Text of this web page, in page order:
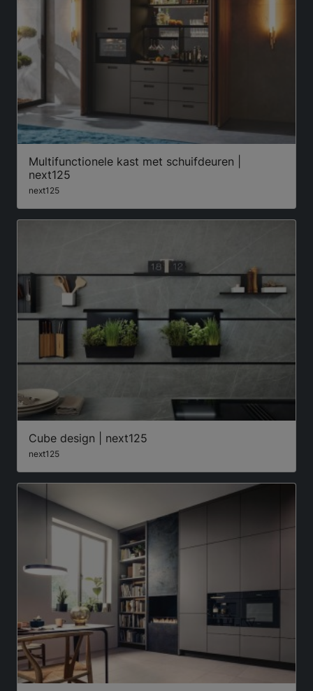
Multifunctionele kast met schuifdeuren |
next125
next125
Cube design | next125
next125